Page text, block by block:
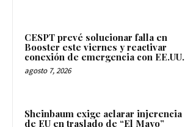
CESPT prevé solucionar falla en
Booster este viernes y reactivar
conexión de emergencia con EE.UU.
agosto 7, 2026
Sheinbaum exige aclarar injerencia
de EU en traslado de “El Mayo”